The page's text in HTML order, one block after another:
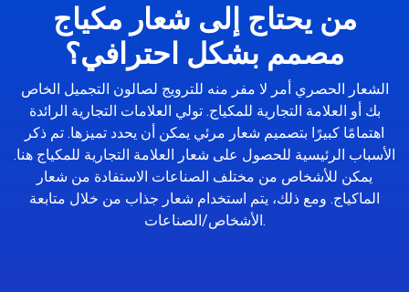
من يحتاج إلى شعار مكياج
مصمم بشكل احترافي؟
الشعار الحصري أمر لا مفر منه للترويج لصالون التجميل الخاص
بك أو العلامة التجارية للمكياج. تولي العلامات التجارية الرائدة
اهتمامًا كبيرًا بتصميم شعار مرئي يمكن أن يحدد تميزها. تم ذكر
الأسباب الرئيسية للحصول على شعار العلامة التجارية للمكياج هنا.
يمكن للأشخاص من مختلف الصناعات الاستفادة من شعار
الماكياج. ومع ذلك، يتم استخدام شعار جذاب من خلال متابعة
الأشخاص/الصناعات.